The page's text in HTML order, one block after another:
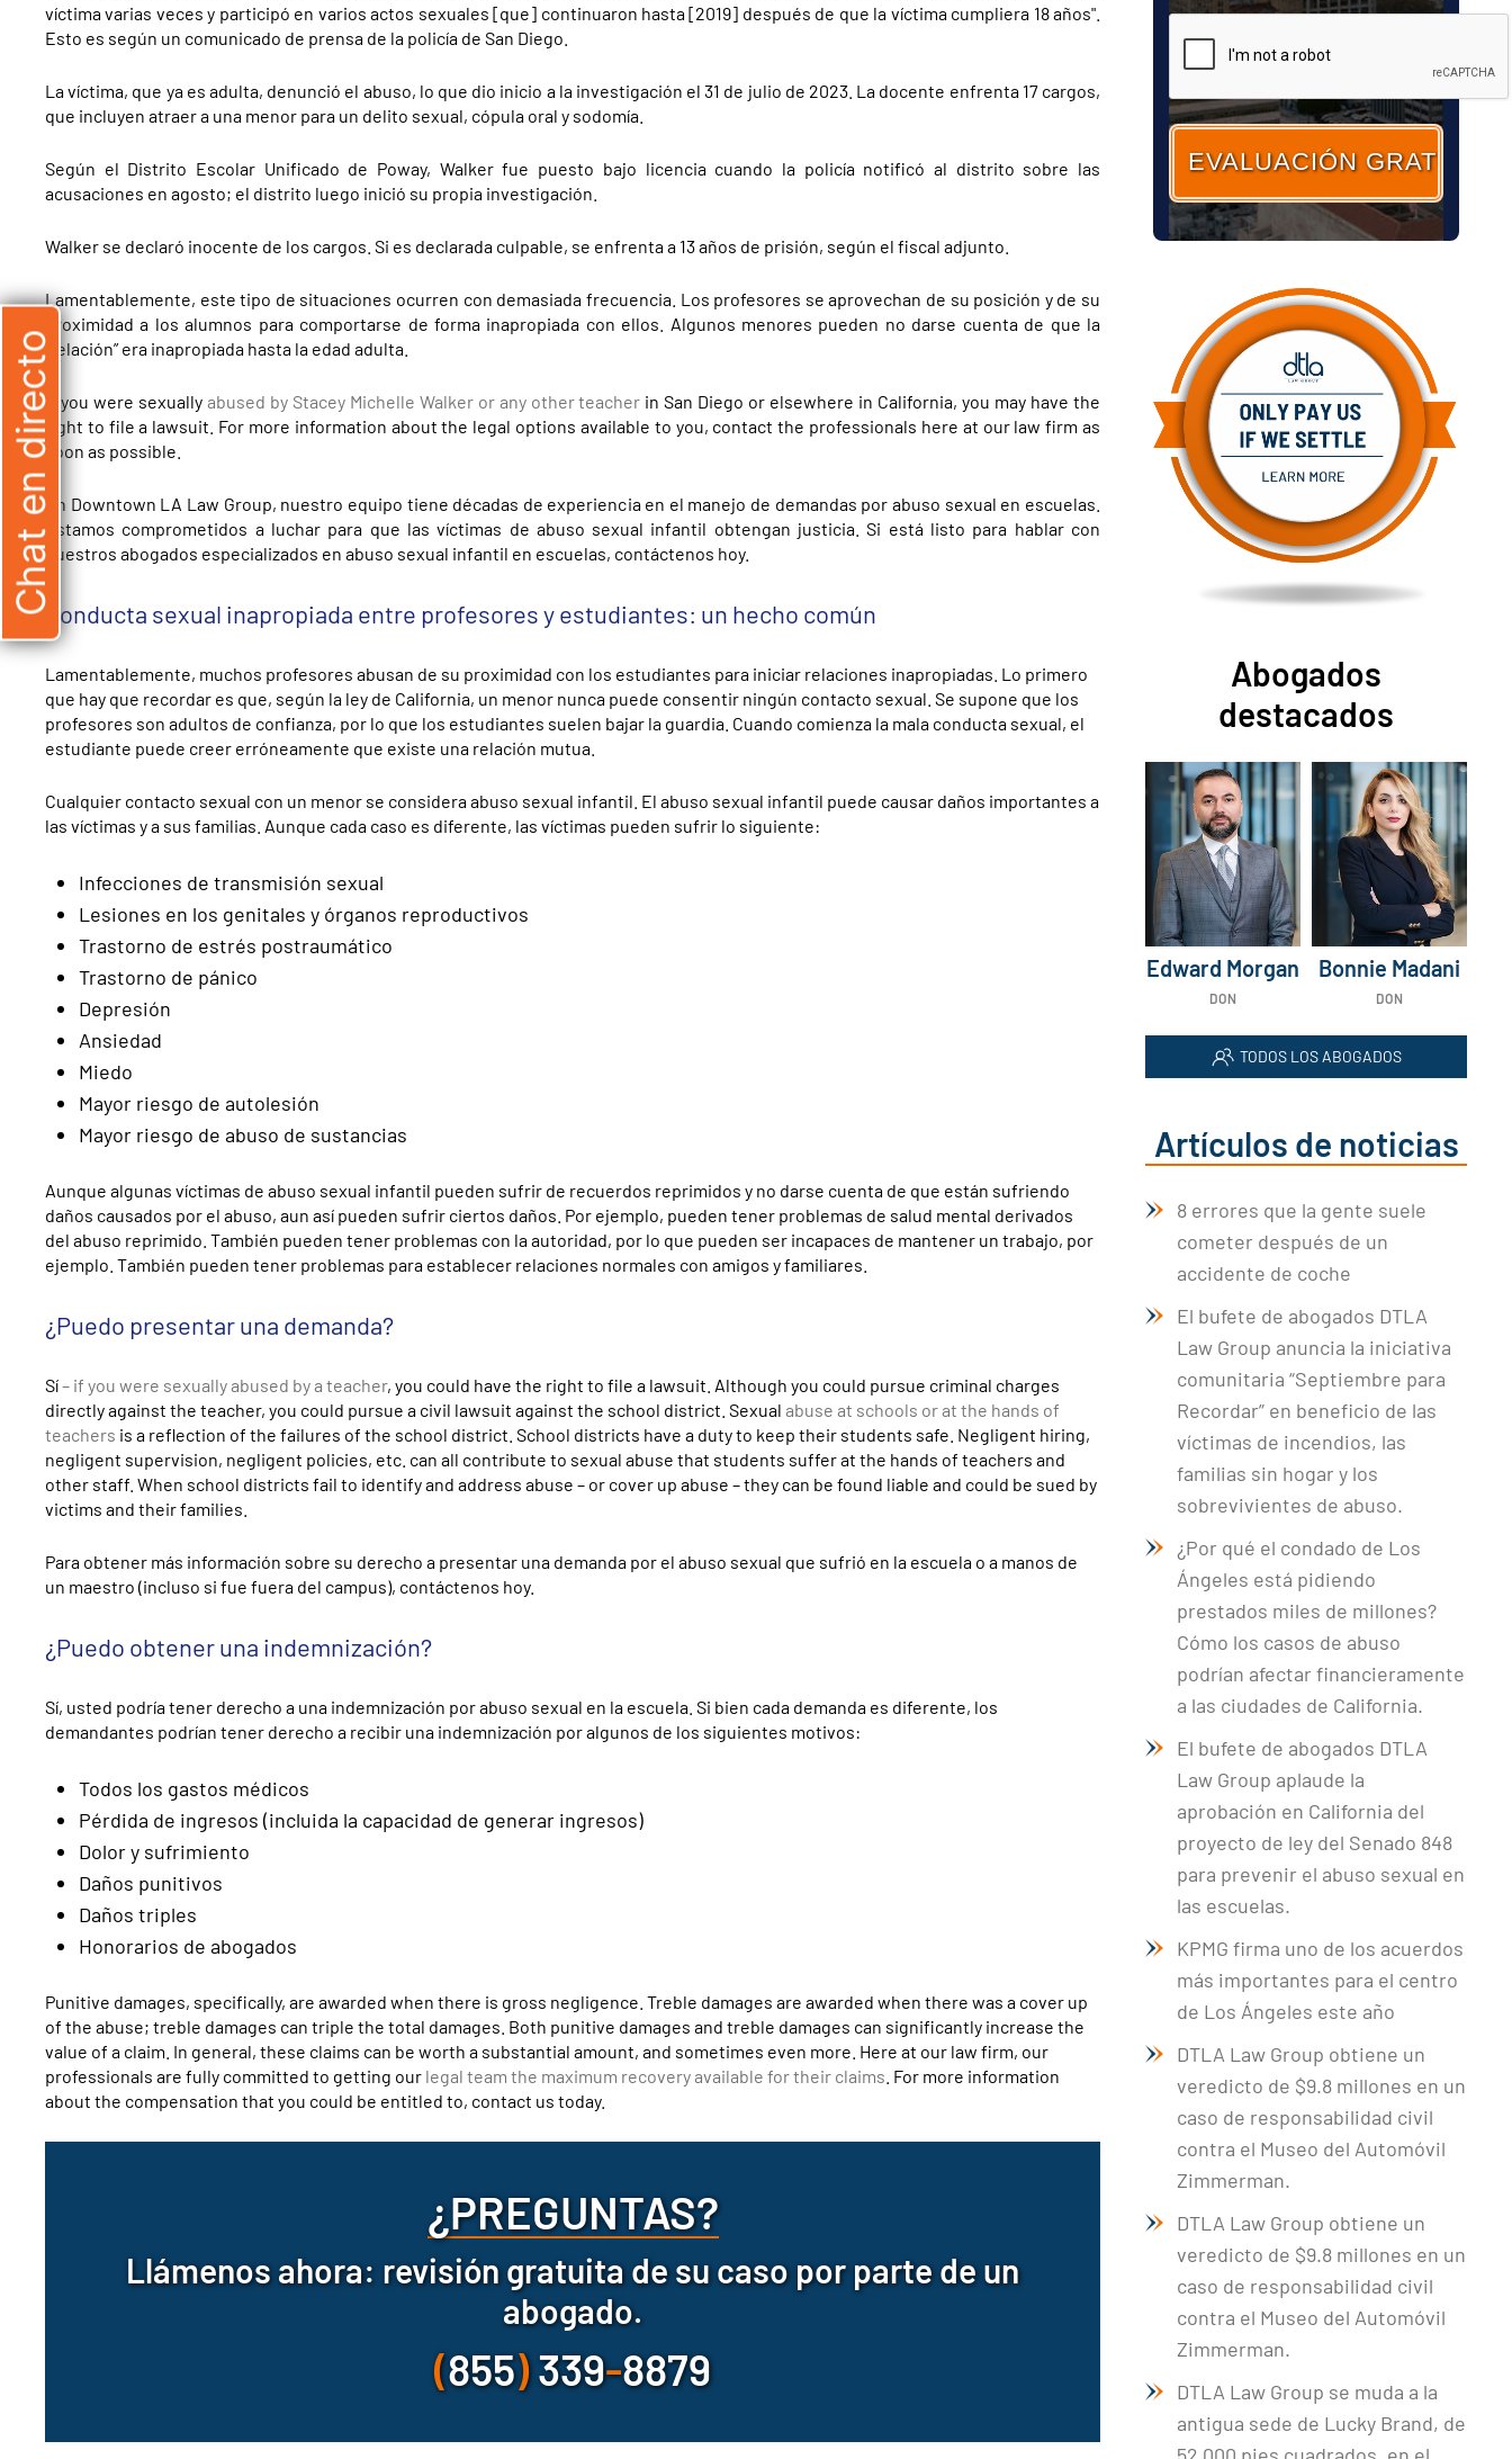
víctima varias veces y participó en varios actos sexuales [que] continuaron hasta [2019] después de que la víctima cumpliera 18 años".
Esto es según un comunicado de prensa de la policía de San Diego.
La víctima, que ya es adulta, denunció el abuso, lo que dio inicio a la investigación el 31 de julio de 2023. La docente enfrenta 17 cargos,
que incluyen atraer a una menor para un delito sexual, cópula oral y sodomía.
Según el Distrito Escolar Unificado de Poway, Walker fue puesto bajo licencia cuando la policía notificó al distrito sobre las
acusaciones en agosto; el distrito luego inició su propia investigación.
Walker se declaró inocente de los cargos. Si es declarada culpable, se enfrenta a 13 años de prisión, según el fiscal adjunto.
Lamentablemente, este tipo de situaciones ocurren con demasiada frecuencia. Los profesores se aprovechan de su posición y de su
proximidad a los alumnos para comportarse de forma inapropiada con ellos. Algunos menores pueden no darse cuenta de que la
“relación” era inapropiada hasta la edad adulta.
If you were sexually abused by Stacey Michelle Walker or any other teacher in San Diego or elsewhere in California, you may have the
right to file a lawsuit. For more information about the legal options available to you, contact the professionals here at our law firm as
soon as possible.
En Downtown LA Law Group, nuestro equipo tiene décadas de experiencia en el manejo de demandas por abuso sexual en escuelas.
Estamos comprometidos a luchar para que las víctimas de abuso sexual infantil obtengan justicia. Si está listo para hablar con
nuestros abogados especializados en abuso sexual infantil en escuelas, contáctenos hoy.
Conducta sexual inapropiada entre profesores y estudiantes: un hecho común
Lamentablemente, muchos profesores abusan de su proximidad con los estudiantes para iniciar relaciones inapropiadas. Lo primero
que hay que recordar es que, según la ley de California, un menor nunca puede consentir ningún contacto sexual. Se supone que los
profesores son adultos de confianza, por lo que los estudiantes suelen bajar la guardia. Cuando comienza la mala conducta sexual, el
estudiante puede creer erróneamente que existe una relación mutua.
Cualquier contacto sexual con un menor se considera abuso sexual infantil. El abuso sexual infantil puede causar daños importantes a
las víctimas y a sus familias. Aunque cada caso es diferente, las víctimas pueden sufrir lo siguiente:
Infecciones de transmisión sexual
Lesiones en los genitales y órganos reproductivos
Trastorno de estrés postraumático
Trastorno de pánico
Depresión
Ansiedad
Miedo
Mayor riesgo de autolesión
Mayor riesgo de abuso de sustancias
Aunque algunas víctimas de abuso sexual infantil pueden sufrir de recuerdos reprimidos y no darse cuenta de que están sufriendo
daños causados por el abuso, aun así pueden sufrir ciertos daños. Por ejemplo, pueden tener problemas de salud mental derivados
del abuso reprimido. También pueden tener problemas con la autoridad, por lo que pueden ser incapaces de mantener un trabajo, por
ejemplo. También pueden tener problemas para establecer relaciones normales con amigos y familiares.
¿Puedo presentar una demanda?
Sí– if you were sexually abused by a teacher, you could have the right to file a lawsuit. Although you could pursue criminal charges
directly against the teacher, you could pursue a civil lawsuit against the school district. Sexual abuse at schools or at the hands of
teachers is a reflection of the failures of the school district. School districts have a duty to keep their students safe. Negligent hiring,
negligent supervision, negligent policies, etc. can all contribute to sexual abuse that students suffer at the hands of teachers and
other staff. When school districts fail to identify and address abuse – or cover up abuse – they can be found liable and could be sued by
victims and their families.
Para obtener más información sobre su derecho a presentar una demanda por el abuso sexual que sufrió en la escuela o a manos de
un maestro (incluso si fue fuera del campus), contáctenos hoy.
¿Puedo obtener una indemnización?
Sí, usted podría tener derecho a una indemnización por abuso sexual en la escuela. Si bien cada demanda es diferente, los
demandantes podrían tener derecho a recibir una indemnización por algunos de los siguientes motivos:
Todos los gastos médicos
Pérdida de ingresos (incluida la capacidad de generar ingresos)
Dolor y sufrimiento
Daños punitivos
Daños triples
Honorarios de abogados
Punitive damages, specifically, are awarded when there is gross negligence. Treble damages are awarded when there was a cover up
of the abuse; treble damages can triple the total damages. Both punitive damages and treble damages can significantly increase the
value of a claim. In general, these claims can be worth a substantial amount, and sometimes even more. Here at our law firm, our
professionals are fully committed to getting our legal team the maximum recovery available for their claims . For more information
about the compensation that you could be entitled to, contact us today.
¿PREGUNTAS?
Llámenos ahora: revisión gratuita de su caso por parte de un
abogado.
(855)339-8879
Abogados
destacados
Edward Morgan
DON
Bonnie Madani
DON
TODOS LOS ABOGADOS
Artículos de noticias
8 errores que la gente suele
cometer después de un
accidente de coche
El bufete de abogados DTLA
Law Group anuncia la iniciativa
comunitaria “Septiembre para
Recordar” en beneficio de las
víctimas de incendios, las
familias sin hogar y los
sobrevivientes de abuso.
¿Por qué el condado de Los
Ángeles está pidiendo
prestados miles de millones?
Cómo los casos de abuso
podrían afectar financieramente
a las ciudades de California.
El bufete de abogados DTLA
Law Group aplaude la
aprobación en California del
proyecto de ley del Senado 848
para prevenir el abuso sexual en
las escuelas.
KPMG firma uno de los acuerdos
más importantes para el centro
de Los Ángeles este año
DTLA Law Group obtiene un
veredicto de $9.8 millones en un
caso de responsabilidad civil
contra el Museo del Automóvil
Zimmerman.
DTLA Law Group obtiene un
veredicto de $9.8 millones en un
caso de responsabilidad civil
contra el Museo del Automóvil
Zimmerman.
DTLA Law Group se muda a la
antigua sede de Lucky Brand, de
Chat en directo